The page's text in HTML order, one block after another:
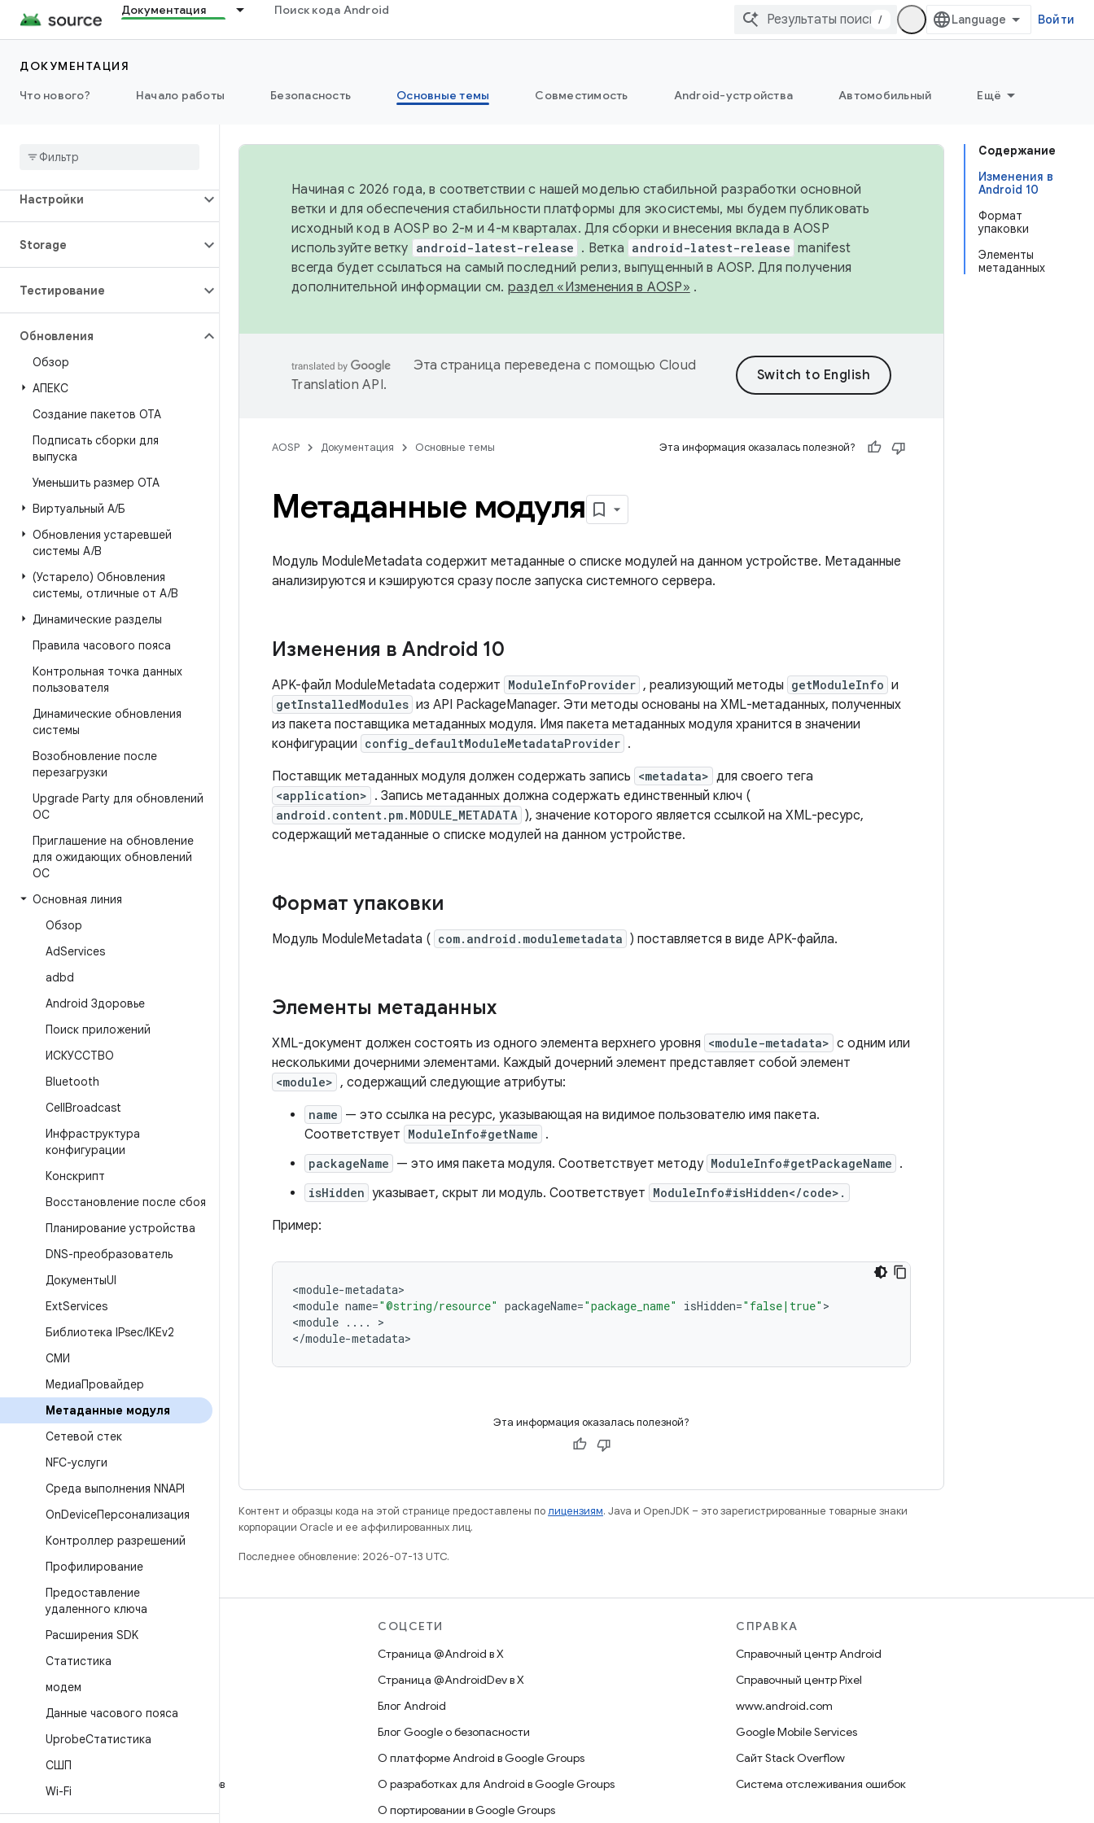
Документация Поиск кода Android
/ Войти
ДОКУМЕНТАЦИЯ
Что нового?
Начало работы Безопасность Основные темы Совместимость Android-устройства Автомобильный Ещё
Эффективность
Разрешения
Время выполнения
Настройки
Storage
Тестирование
Обновления
Обзор
АПЕКС
Создание пакетов OTA
Подписать сборки для
выпуска
Уменьшить размер OTA
Виртуальный А/Б
Обновления устаревшей
системы A/B
(Устарело) Обновления
системы, отличные от A/B
Динамические разделы
Правила часового пояса
Контрольная точка данных
пользователя
Динамические обновления
системы
Возобновление после
перезагрузки
Upgrade Party для обновлений
ОС
Приглашение на обновление
для ожидающих обновлений
ОС
Основная линия
Обзор
AdServices
adbd
Android Здоровье
Поиск приложений
ИСКУССТВО
Bluetooth
CellBroadcast
Инфраструктура
конфигурации
Конскрипт
Восстановление после сбоя
Планирование устройства
DNS-преобразователь
ДокументыUI
ExtServices
Библиотека IPsec/IKEv2
СМИ
МедиаПровайдер
Метаданные модуля
Сетевой стек
NFC-услуги
Среда выполнения NNAPI
OnDeviceПерсонализация
Контроллер разрешений
Профилирование
Предоставление
удаленного ключа
Расширения SDK
Статистика
модем
Данные часового пояса
UprobeСтатистика
СШП
Wi-Fi
Содержание
Изменения в
Android 10
Формат
упаковки
Элементы
метаданных
Начиная с 2026 года, в соответствии с нашей моделью стабильной разработки основной
ветки и для обеспечения стабильности платформы для экосистемы, мы будем публиковать
исходный код в AOSP во 2-м и 4-м кварталах. Для сборки и внесения вклада в AOSP
используйте ветку android-latest-release . Ветка android-latest-release manifest
всегда будет ссылаться на самый последний релиз, выпущенный в AOSP. Для получения
дополнительной информации см. раздел «Изменения в AOSP» .
Эта страница переведена с помощью Cloud
Translation API.
AOSP Документация Основные темы Эта информация оказалась полезной?
Метаданные модуля
Модуль ModuleMetadata содержит метаданные о списке модулей на данном устройстве. Метаданные
анализируются и кэшируются сразу после запуска системного сервера.
Изменения в Android 10
APK-файл ModuleMetadata содержит ModuleInfoProvider , реализующий методы getModuleInfo и
getInstalledModules из API PackageManager. Эти методы основаны на XML-метаданных, полученных
из пакета поставщика метаданных модуля. Имя пакета метаданных модуля хранится в значении
конфигурации config_defaultModuleMetadataProvider .
Поставщик метаданных модуля должен содержать запись <metadata> для своего тега
<application> . Запись метаданных должна содержать единственный ключ (
android.content.pm.MODULE_METADATA ), значение которого является ссылкой на XML-ресурс,
содержащий метаданные о списке модулей на данном устройстве.
Формат упаковки
Модуль ModuleMetadata ( com.android.modulemetadata ) поставляется в виде APK-файла.
Элементы метаданных
XML-документ должен состоять из одного элемента верхнего уровня <module-metadata> с одним или
несколькими дочерними элементами. Каждый дочерний элемент представляет собой элемент
<module> , содержащий следующие атрибуты:
name — это ссылка на ресурс, указывающая на видимое пользователю имя пакета.
Соответствует ModuleInfo#getName .
packageName — это имя пакета модуля. Соответствует методу ModuleInfo#getPackageName .
isHidden указывает, скрыт ли модуль. Соответствует ModuleInfo#isHidden</code>.
Пример:
<module-metadata>
<module name="@string/resource" packageName="package_name" isHidden="false|true" >
<module ... .
>
</module-metadata
Эта информация оказалась полезной?
Контент и образцы кода на этой странице предоставлены полицензиям. Java и OpenJDK – это зарегистрированные товарные знаки
корпорации Oracle и ее аффилированных лиц.
Последнее обновление: 2026-07-13 UTC.
Хранилище Android Repository
Как скачать код
Предпросмотр исполняемых файлов
Заводские образы
Драйверы в виде исполняемых файлов
СОЦСЕТИ
Страница @Android в X
Страница @AndroidDev в X
Блог Android
Блог Google о безопасности
О платформе Android в Google Groups
О разработках для Android в Google Groups
О портировании в Google Groups
СПРАВКА
Справочный центр Android
Справочный центр Pixel
www.android.com
Google Mobile Services
Сайт Stack Overflow
Система отслеживания ошибок